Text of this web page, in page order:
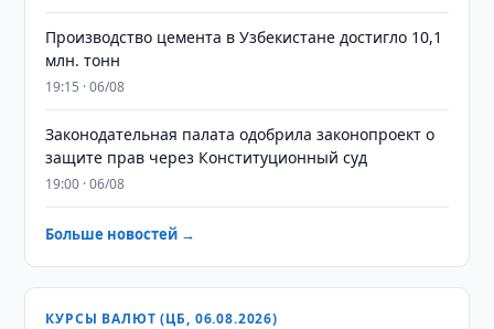
Производство цемента в Узбекистане достигло 10,1
млн. тонн
19:15 · 06/08
Законодательная палата одобрила законопроект о
защите прав через Конституционный суд
19:00 · 06/08
Больше новостей →
КУРСЫ ВАЛЮТ (ЦБ, 06.08.2026)